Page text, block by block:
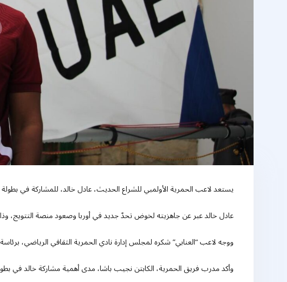
يستعد لاعب الحمرية الأولمبي للشراع الحديث، عادل خالد، للمشاركة في بطولة أوربا المفتوحة
عادل خالد عبر عن جاهزيته لخوض تحدّ جديد في أوربا وصعود منصة التتويج، وذلك بعد 10 أيام من تحقيقه ذهبية وبرونزية
ووجه لاعب “العنابي” شكره لمجلس إدارة نادي الحمرية الثقافي الرياضي،
وأكد مدرب فريق الحمرية، الكابتن نجيب باشا، مدى أهمية مشاركة خالد في